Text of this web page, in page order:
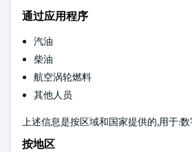
通过应用程序
汽油
柴油
航空涡轮燃料
其他人员
上述信息是按区域和国家提供的,用于:数
按地区